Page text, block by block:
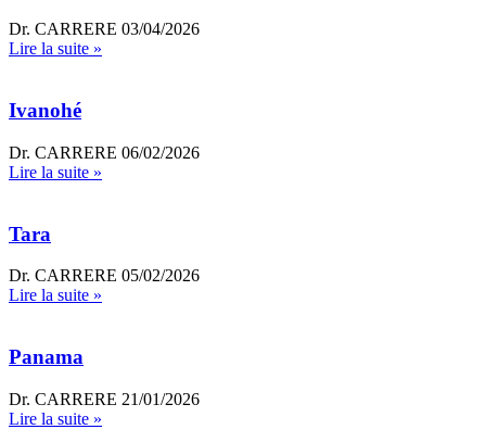
Dr. CARRERE 03/04/2026
Lire la suite »
Ivanohé
Dr. CARRERE 06/02/2026
Lire la suite »
Tara
Dr. CARRERE 05/02/2026
Lire la suite »
Panama
Dr. CARRERE 21/01/2026
Lire la suite »